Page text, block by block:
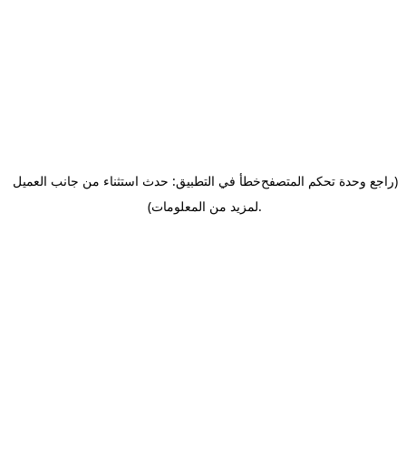
خطأ في التطبيق: حدث استثناء من جانب العميل(راجع وحدة تحكم المتصفح
لمزيد من المعلومات).